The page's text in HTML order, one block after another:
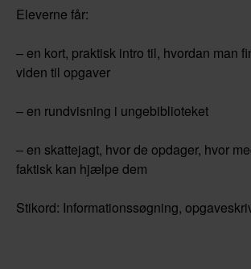
Eleverne får:
– en kort, praktisk intro til, hvordan man
viden til opgaver
– en rundvisning i ungebiblioteket
– en skattejagt, hvor de opdager, hvor
faktisk kan hjælpe dem
Stikord: Informationssøgning,